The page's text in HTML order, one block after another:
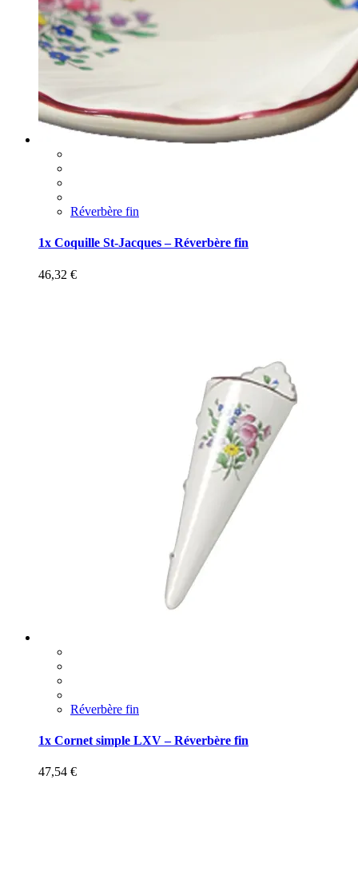
Réverbère fin
1x Coquille St-Jacques – Réverbère fin
46,32 €
Réverbère fin
1x Cornet simple LXV – Réverbère fin
47,54 €